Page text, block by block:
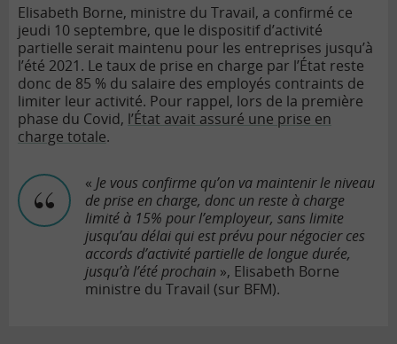
Elisabeth Borne, ministre du Travail, a confirmé ce
jeudi 10 septembre, que le dispositif d’activité
partielle serait maintenu pour les entreprises jusqu’à
l’été 2021. Le taux de prise en charge par l’État reste
donc de 85 % du salaire des employés contraints de
limiter leur activité. Pour rappel, lors de la première
phase du Covid, l’État avait assuré une prise en
charge totale.
« Je vous confirme qu’on va maintenir le niveau
de prise en charge, donc un reste à charge
limité à 15% pour l’employeur, sans limite
jusqu’au délai qui est prévu pour négocier ces
accords d’activité partielle de longue durée,
jusqu’à l’été prochain », Elisabeth Borne
ministre du Travail (sur BFM).